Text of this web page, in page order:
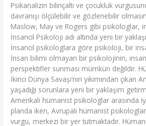
Psikanalizin bilinçaltı ve çocukluk
davranışı ölçülebilir ve gözlenebilir
Maslow, May ve Rogers gibi psikologlar,
İnsancıl Psikoloji adı altında yeni bir
İnsancıl psikologlara göre psikoloji, bir
İnsan bilimi olmayan bir psikolojinin,
perspektifler sunması mümkün değildir.
İkinci Dünya Savaşı’nın yıkımından çıkan
yaşadığı sorunlara yeni bir yaklaşım
Amerikalı hümanist psikologlar arasında
planda iken, Avrupalı hümanist
vurgu, merkezi bir yer tutmaktadır.